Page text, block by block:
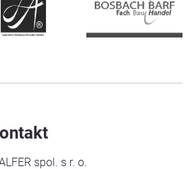
spol. s r. o.